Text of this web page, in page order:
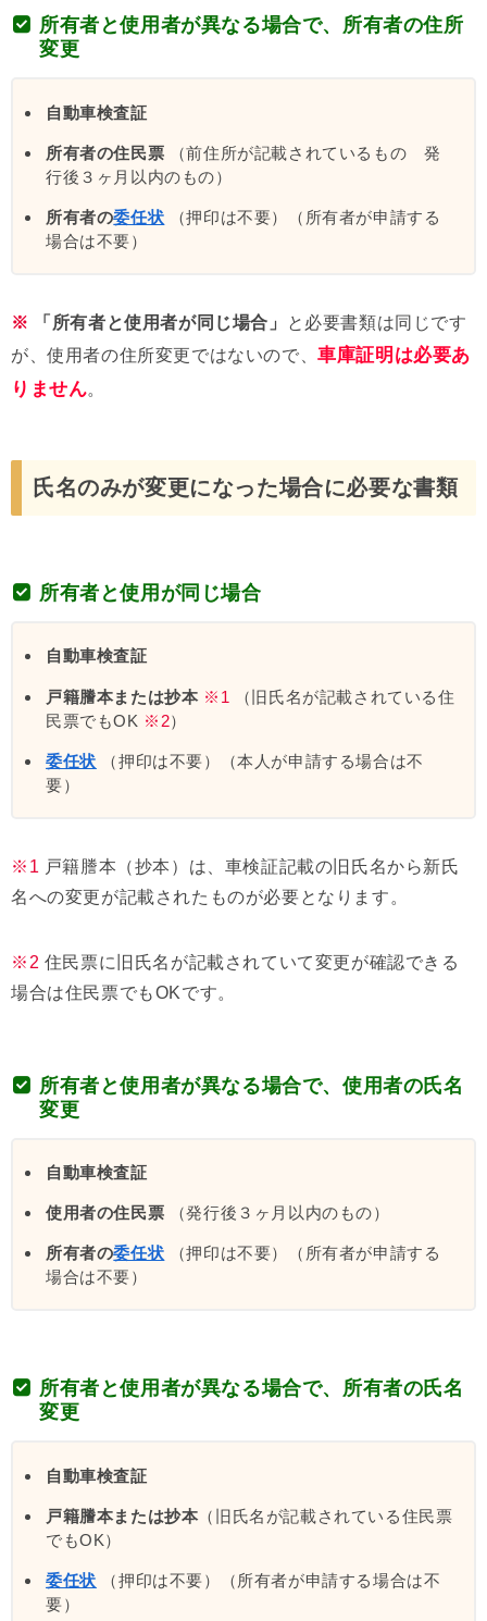
所有者と使用者が異なる場合で、所有者の住所
変更
自動車検査証
所有者の住民票 （前住所が記載されているもの 発
行後３ヶ月以内のもの）
所有者の委任状 （押印は不要）（所有者が申請する
場合は不要）
※ 「所有者と使用者が同じ場合」
と必要書類は同じです
が、使用者の住所変更ではないので、車庫証明は必要あ
りません。
氏名のみが変更になった場合に必要な書類
所有者と使用が同じ場合
自動車検査証
戸籍謄本または抄本 ※1 （旧氏名が記載されている住
民票でもOK ※2）
委任状 （押印は不要）（本人が申請する場合は不
要）
※1 戸籍謄本（抄本）は、車検証記載の旧氏名から新氏
名への変更が記載されたものが必要となります。
※2 住民票に旧氏名が記載されていて変更が確認できる
場合は住民票でもOKです。
所有者と使用者が異なる場合で、使用者の氏名
変更
自動車検査証
使用者の住民票 （発行後３ヶ月以内のもの）
所有者の委任状 （押印は不要）（所有者が申請する
場合は不要）
所有者と使用者が異なる場合で、所有者の氏名
変更
自動車検査証
戸籍謄本または抄本（旧氏名が記載されている住民票
でもOK）
委任状 （押印は不要）（所有者が申請する場合は不
要）